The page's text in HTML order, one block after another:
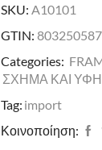
SKU: A10101
GTIN:
Categories:
ΣΧΗΜΑ ΚΑΙ ΥΦΗ
Tag: import
Κοινοποίηση: